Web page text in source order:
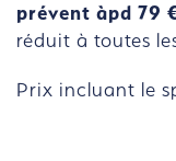
prévent àpd 79
réduit à toutes
Prix incluant le